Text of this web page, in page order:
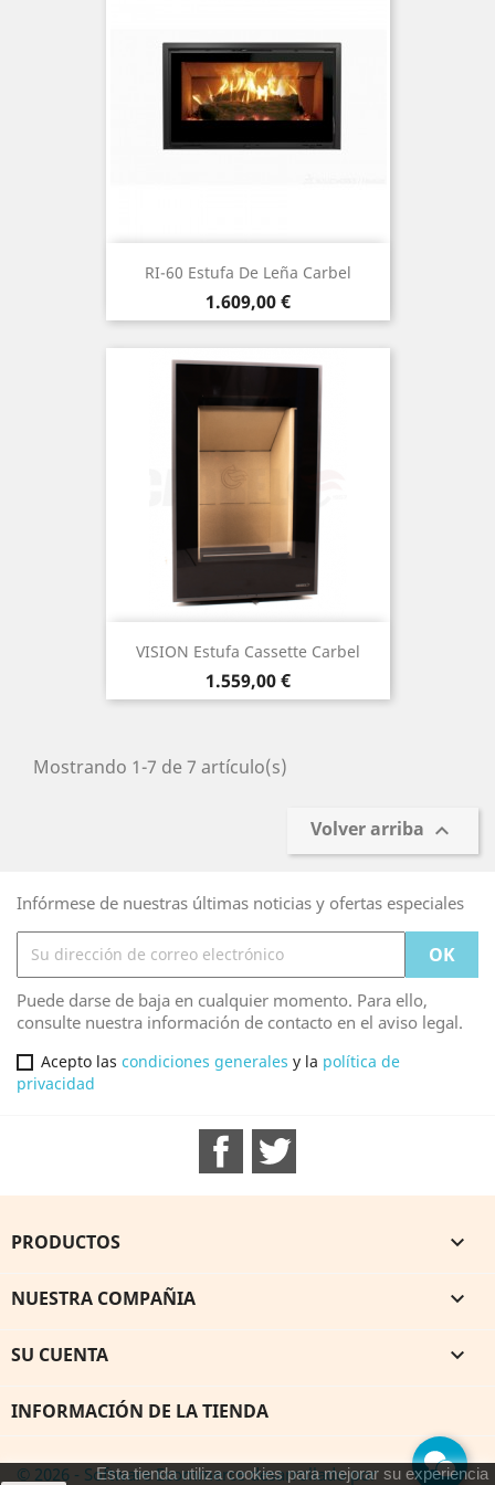
RI-60 Estufa De Leña Carbel
Precio
1.609,00 €
VISION Estufa Cassette Carbel
Precio
1.559,00 €
Mostrando 1-7 de 7 artículo(s)
Volver arriba 
Infórmese de nuestras últimas noticias y ofertas especiales
Puede darse de baja en cualquier momento. Para ello,
consulte nuestra información de contacto en el aviso legal.
Acepto las condiciones generales y la política de
privacidad
Facebook
PRODUCTOS 
NUESTRA COMPAÑIA 
SU CUENTA 
INFORMACIÓN DE LA TIENDA
Esta tienda utiliza cookies para mejorar su experiencia
© 2026 - Software Ecommerce desarrollado por